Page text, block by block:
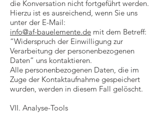
die Konversation nicht fortgeführt werden.
Hierzu ist es ausreichend, wenn Sie uns
unter der E-Mail:
info@af-bauelemente.de mit dem Betreff:
“Widerspruch der Einwilligung zur
Verarbeitung der personenbezogenen
Daten” uns kontaktieren.
Alle personenbezogenen Daten, die im
Zuge der Kontaktaufnahme gespeichert
wurden, werden in diesem Fall gelöscht.
VII. Analyse-Tools